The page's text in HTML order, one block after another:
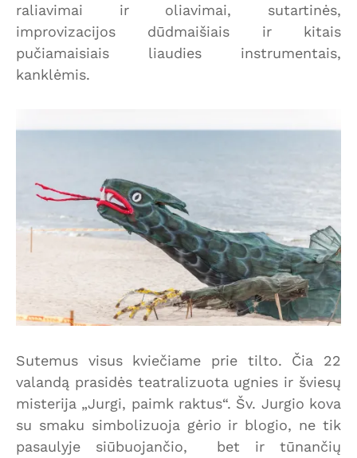
raliavimai ir oliavimai, sutartinės,
improvizacijos dūdmaišiais ir kitais
pučiamaisiais liaudies instrumentais,
kanklėmis.
Sutemus visus kviečiame prie tilto. Čia 22
valandą prasidės teatralizuota ugnies ir šviesų
misterija „Jurgi, paimk raktus“. Šv. Jurgio kova
su smaku simbolizuoja gėrio ir blogio, ne tik
pasaulyje siūbuojančio, bet ir tūnančių